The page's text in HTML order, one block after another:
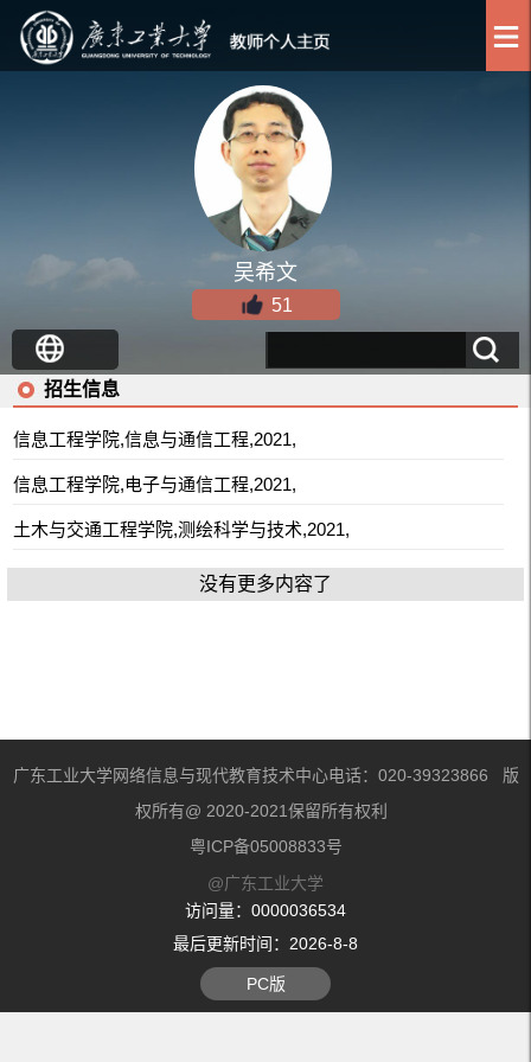
吴希文
51
招生信息
信息工程学院,信息与通信工程,2021,
信息工程学院,电子与通信工程,2021,
土木与交通工程学院,测绘科学与技术,2021,
没有更多内容了
广东工业大学网络信息与现代教育技术中心电话：020-39323866 版
权所有@ 2020-2021保留所有权利
粤ICP备05008833号
@广东工业大学
访问量： 0000036534
最后更新时间： 2026-8-8
PC版